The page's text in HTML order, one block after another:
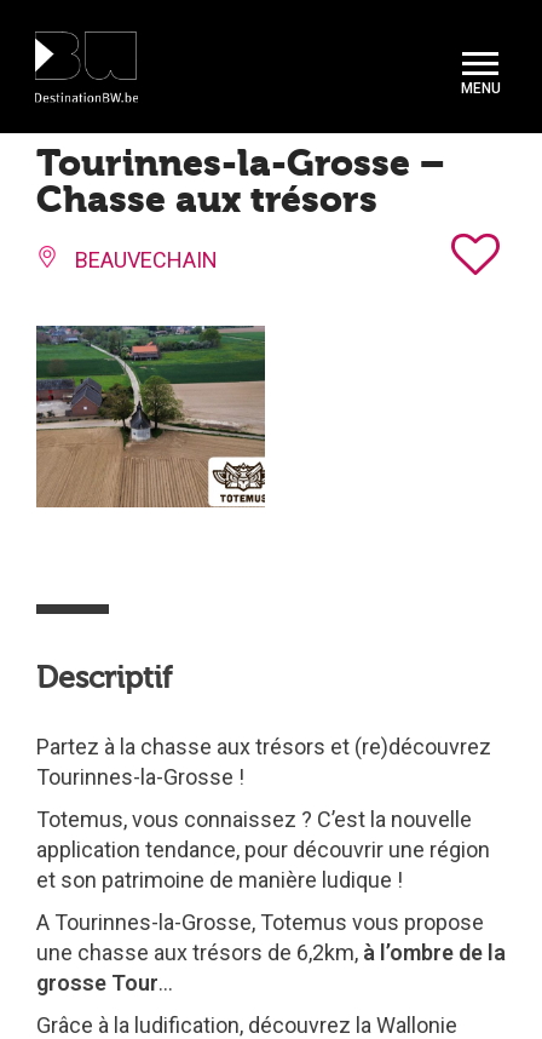
Tourinnes-la-Grosse –
Chasse aux trésors
BEAUVECHAIN
Descriptif
Partez à la chasse aux trésors et (re)découvrez
Tourinnes-la-Grosse !
Totemus, vous connaissez ? C’est la nouvelle
application tendance, pour découvrir une région
et son patrimoine de manière ludique !
A Tourinnes-la-Grosse, Totemus vous propose
une chasse aux trésors de 6,2km, à l’ombre de la
grosse Tour…
Grâce à la ludification, découvrez la Wallonie